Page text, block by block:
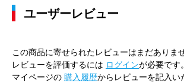
ユーザーレビュー
この商品に寄せられたレビューはまだありませ
レビューを評価するには ログインが必要です。
マイページの 購入履歴からレビューを記入い